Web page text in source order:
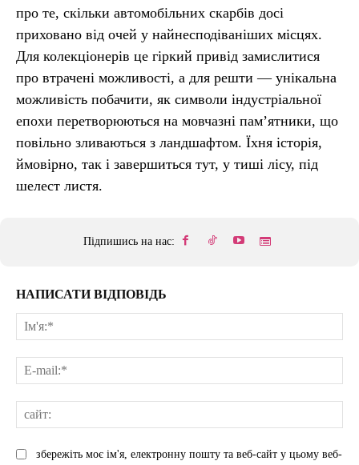
про те, скільки автомобільних скарбів досі
приховано від очей у найнесподіваніших місцях.
Для колекціонерів це гіркий привід замислитися
про втрачені можливості, а для решти — унікальна
можливість побачити, як символи індустріальної
епохи перетворюються на мовчазні пам’ятники, що
повільно зливаються з ландшафтом. Їхня історія,
ймовірно, так і завершиться тут, у тиші лісу, під
шелест листя.
Підпишись на нас:
НАПИСАТИ ВІДПОВІДЬ
збережіть моє ім'я, електронну пошту та веб-сайт у цьому веб-